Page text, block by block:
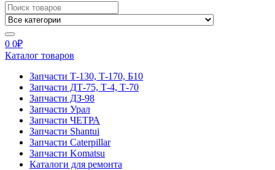
Search
for:
0 0₽
Каталог товаров
Запчасти Т-130, Т-170, Б10
Запчасти ДТ-75, Т-4, Т-70
Запчасти ДЗ-98
Запчасти Урал
Запчасти ЧЕТРА
Запчасти Shantui
Запчасти Caterpillar
Запчасти Komatsu
Каталоги для ремонта